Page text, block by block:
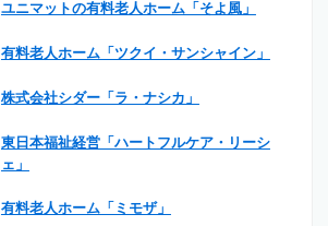
ユニマットの有料老人ホーム「そよ風」
有料老人ホーム「ツクイ・サンシャイン」
株式会社シダー「ラ・ナシカ」
東日本福祉経営「ハートフルケア・リーシ
ェ」
有料老人ホーム「ミモザ」